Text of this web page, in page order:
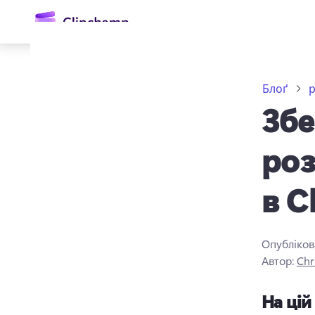
Спробувати безкоштовно
Блоґ
в
Автор:
На цій